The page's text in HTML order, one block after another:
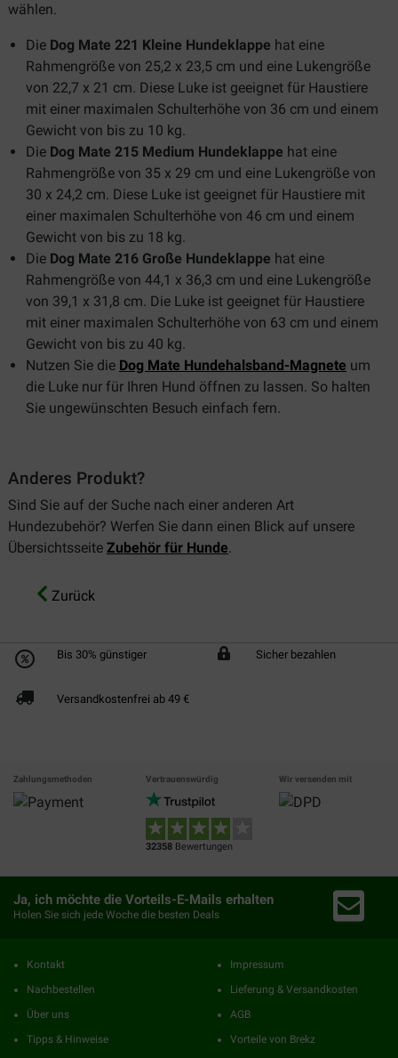
wählen.
Die Dog Mate 221 Kleine Hundeklappe hat eine
Rahmengröße von 25,2 x 23,5 cm und eine Lukengröße
von 22,7 x 21 cm. Diese Luke ist geeignet für Haustiere
mit einer maximalen Schulterhöhe von 36 cm und einem
Gewicht von bis zu 10 kg.
Die Dog Mate 215 Medium Hundeklappe hat eine
Rahmengröße von 35 x 29 cm und eine Lukengröße von
30 x 24,2 cm. Diese Luke ist geeignet für Haustiere mit
einer maximalen Schulterhöhe von 46 cm und einem
Gewicht von bis zu 18 kg.
Die Dog Mate 216 Große Hundeklappe hat eine
Rahmengröße von 44,1 x 36,3 cm und eine Lukengröße
von 39,1 x 31,8 cm. Die Luke ist geeignet für Haustiere
mit einer maximalen Schulterhöhe von 63 cm und einem
Gewicht von bis zu 40 kg.
Nutzen Sie die Dog Mate Hundehalsband-Magnete um
die Luke nur für Ihren Hund öffnen zu lassen. So halten
Sie ungewünschten Besuch einfach fern.
Anderes Produkt?
Sind Sie auf der Suche nach einer anderen Art
Hundezubehör? Werfen Sie dann einen Blick auf unsere
Übersichtsseite Zubehör für Hunde.
Zurück
Bis 30% günstiger Sicher bezahlen
Versandkostenfrei ab 49 €
Zahlungsmethoden Vertrauenswürdig
32358 Bewertungen
Wir versenden mit
Ja, ich möchte die Vorteils-E-Mails erhalten
Holen Sie sich jede Woche die besten Deals
Kontakt
Nachbestellen
Über uns
Tipps & Hinweise
Impressum
Lieferung & Versandkosten
AGB
Vorteile von Brekz